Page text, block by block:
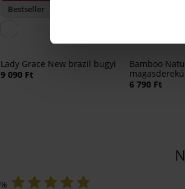
Bestseller
Lady Grace New brazil bugyi
9 090 Ft
Bamboo
bugyi
6 790 Ft
%